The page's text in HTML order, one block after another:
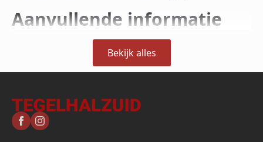
Aanvullende informatie
Bekijk alles